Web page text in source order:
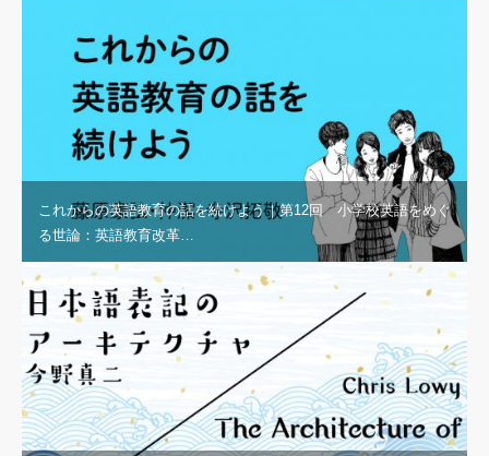
これからの英語教育の話を続けよう｜第12回 小学校英語をめぐ
る世論：英語教育改革…